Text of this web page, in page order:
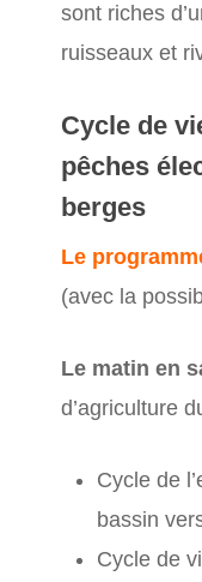
sont riches
ruisseaux et
Cycle de
pêches
berges
Le
(avec la
Le matin en
d’agriculture
Cycle de
bassin
Cycle de